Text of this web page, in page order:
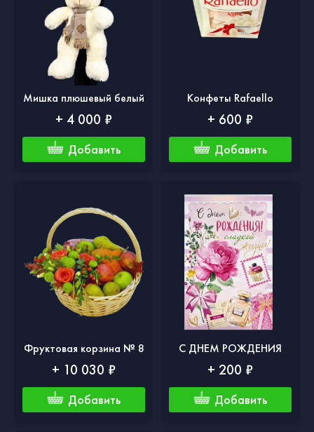
Мишка плюшевый белый
+ 4 000 ₽
Добавить
Конфеты Rafaello
+ 600 ₽
Добавить
Фруктовая корзина № 8
+ 10 030 ₽
Добавить
С ДНЕМ РОЖДЕНИЯ
+ 200 ₽
Добавить